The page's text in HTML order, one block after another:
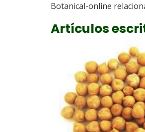
Botanical-online
Artículos